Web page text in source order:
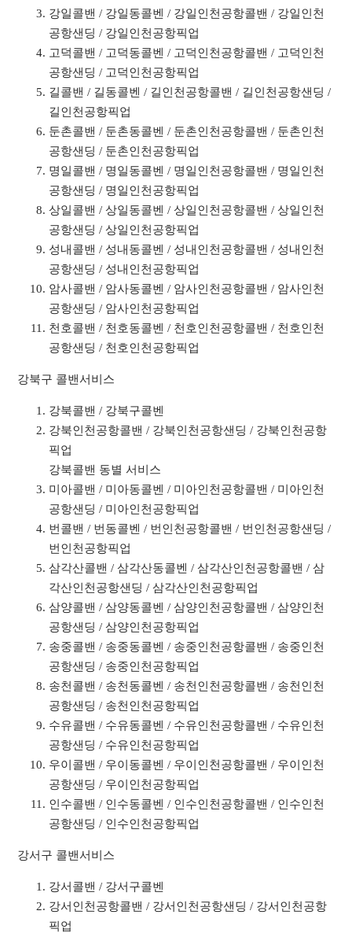
강일콜밴 / 강일동콜벤 / 강일인천공항콜밴 / 강일인천
공항샌딩 / 강일인천공항픽업
고덕콜밴 / 고덕동콜벤 / 고덕인천공항콜밴 / 고덕인천
공항샌딩 / 고덕인천공항픽업
길콜밴 / 길동콜벤 / 길인천공항콜밴 / 길인천공항샌딩 /
길인천공항픽업
둔촌콜밴 / 둔촌동콜벤 / 둔촌인천공항콜밴 / 둔촌인천
공항샌딩 / 둔촌인천공항픽업
명일콜밴 / 명일동콜벤 / 명일인천공항콜밴 / 명일인천
공항샌딩 / 명일인천공항픽업
상일콜밴 / 상일동콜벤 / 상일인천공항콜밴 / 상일인천
공항샌딩 / 상일인천공항픽업
성내콜밴 / 성내동콜벤 / 성내인천공항콜밴 / 성내인천
공항샌딩 / 성내인천공항픽업
암사콜밴 / 암사동콜벤 / 암사인천공항콜밴 / 암사인천
공항샌딩 / 암사인천공항픽업
천호콜밴 / 천호동콜벤 / 천호인천공항콜밴 / 천호인천
공항샌딩 / 천호인천공항픽업
강북구 콜밴서비스
강북콜밴 / 강북구콜벤
강북인천공항콜밴 / 강북인천공항샌딩 / 강북인천공항
픽업
강북콜밴 동별 서비스
미아콜밴 / 미아동콜벤 / 미아인천공항콜밴 / 미아인천
공항샌딩 / 미아인천공항픽업
번콜밴 / 번동콜벤 / 번인천공항콜밴 / 번인천공항샌딩 /
번인천공항픽업
삼각산콜밴 / 삼각산동콜벤 / 삼각산인천공항콜밴 / 삼
각산인천공항샌딩 / 삼각산인천공항픽업
삼양콜밴 / 삼양동콜벤 / 삼양인천공항콜밴 / 삼양인천
공항샌딩 / 삼양인천공항픽업
송중콜밴 / 송중동콜벤 / 송중인천공항콜밴 / 송중인천
공항샌딩 / 송중인천공항픽업
송천콜밴 / 송천동콜벤 / 송천인천공항콜밴 / 송천인천
공항샌딩 / 송천인천공항픽업
수유콜밴 / 수유동콜벤 / 수유인천공항콜밴 / 수유인천
공항샌딩 / 수유인천공항픽업
우이콜밴 / 우이동콜벤 / 우이인천공항콜밴 / 우이인천
공항샌딩 / 우이인천공항픽업
인수콜밴 / 인수동콜벤 / 인수인천공항콜밴 / 인수인천
공항샌딩 / 인수인천공항픽업
강서구 콜밴서비스
강서콜밴 / 강서구콜벤
강서인천공항콜밴 / 강서인천공항샌딩 / 강서인천공항
픽업